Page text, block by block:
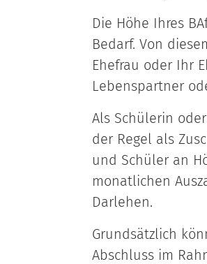
Die Höhe Ihres
Bedarf. Von
Ehefrau oder Ihr
Lebenspartner
Als Schülerin
der Regel als
und Schüler an
monatlichen
Darlehen.
Grundsätzlich
Abschluss im